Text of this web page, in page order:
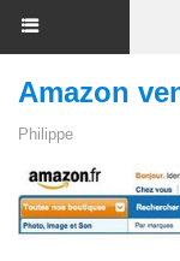
Amazon
Philippe